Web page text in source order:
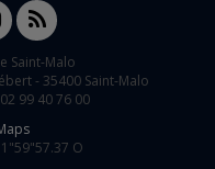
Saint-Malo
- 35400 Saint-Malo
99 40 76 00
1"59"57.37 O